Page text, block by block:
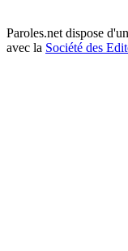
Paroles.net dispose
avec la Société des